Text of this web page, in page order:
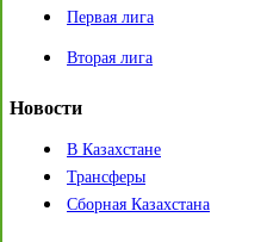
Первая лига
Вторая лига
Новости
В Казахстане
Трансферы
Сборная Казахстана